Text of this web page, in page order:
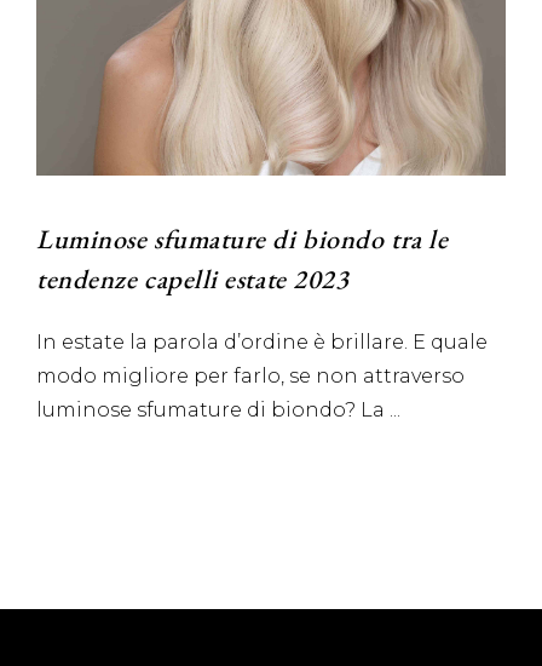
Luminose sfumature di biondo tra le
tendenze capelli estate 2023
In estate la parola d’ordine è brillare. E quale
modo migliore per farlo, se non attraverso
luminose sfumature di biondo? La